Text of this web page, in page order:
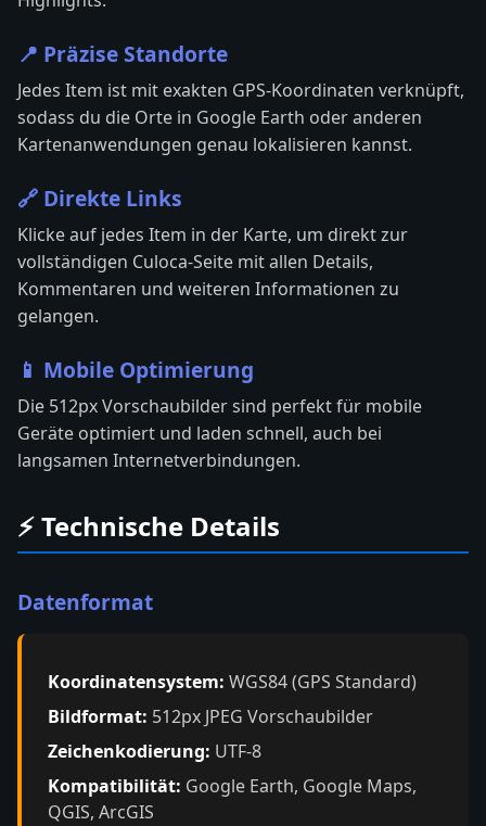
📍 Präzise Standorte
Jedes Item ist mit exakten GPS-Koordinaten verknüpft,
sodass du die Orte in Google Earth oder anderen
Kartenanwendungen genau lokalisieren kannst.
🔗 Direkte Links
Klicke auf jedes Item in der Karte, um direkt zur
vollständigen Culoca-Seite mit allen Details,
Kommentaren und weiteren Informationen zu
gelangen.
📱 Mobile Optimierung
Die 512px Vorschaubilder sind perfekt für mobile
Geräte optimiert und laden schnell, auch bei
langsamen Internetverbindungen.
⚡ Technische Details
Datenformat
Koordinatensystem: WGS84 (GPS Standard)
Bildformat: 512px JPEG Vorschaubilder
Zeichenkodierung: UTF-8
Kompatibilität: Google Earth, Google Maps,
QGIS, ArcGIS